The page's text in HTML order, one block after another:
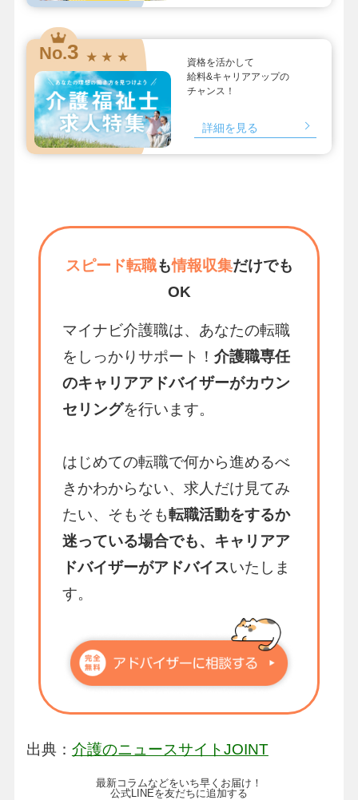
No.3 ★ ★ ★
資格を活かして
給料&キャリアアップの
チャンス！
詳細を見る
スピード転職も情報収集だけでも
OK
マイナビ介護職は、あなたの転職
をしっかりサポート！ 介護職専任
のキャリアアドバイザーがカウン
セリングを行います。
はじめての転職で何から進めるべ
きかわからない、求人だけ見てみ
たい、そもそも転職活動をするか
迷っている場合でも、キャリアア
ドバイザーがアドバイスいたしま
す。
出典： 介護のニュースサイトJOINT
最新コラムなどをいち早くお届け！
公式LINEを友だちに追加する